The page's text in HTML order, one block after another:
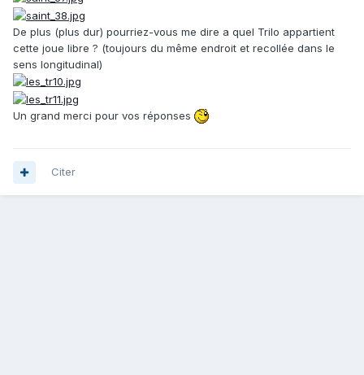
De plus (plus dur) pourriez-vous me dire a quel Trilo appartient
cette joue libre ? (toujours du même endroit et recollée dans le
sens longitudinal)
Un grand merci pour vos réponses
Citer